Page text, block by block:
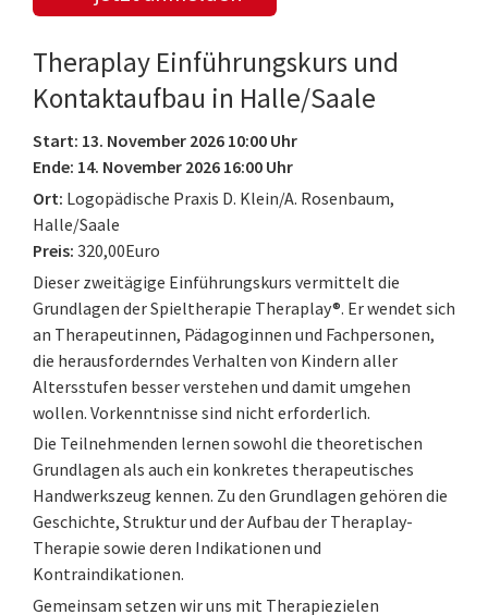
Theraplay Einführungskurs und
Kontaktaufbau in Halle/Saale
Start: 13. November 2026 10:00 Uhr
Ende: 14. November 2026 16:00 Uhr
Ort: Logopädische Praxis D. Klein/A. Rosenbaum,
Halle/Saale
Preis: 320,00Euro
Dieser zweitägige Einführungskurs vermittelt die
Grundlagen der Spieltherapie Theraplay®. Er wendet sich
an Therapeutinnen, Pädagoginnen und Fachpersonen,
die herausforderndes Verhalten von Kindern aller
Altersstufen besser verstehen und damit umgehen
wollen. Vorkenntnisse sind nicht erforderlich.
Die Teilnehmenden lernen sowohl die theoretischen
Grundlagen als auch ein konkretes therapeutisches
Handwerkszeug kennen. Zu den Grundlagen gehören die
Geschichte, Struktur und der Aufbau der Theraplay-
Therapie sowie deren Indikationen und
Kontraindikationen.
Gemeinsam setzen wir uns mit Therapiezielen